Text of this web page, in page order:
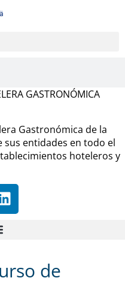
GASTRONÓMICA
Gastronómica de la
sus entidades en todo el
hoteleros y
de